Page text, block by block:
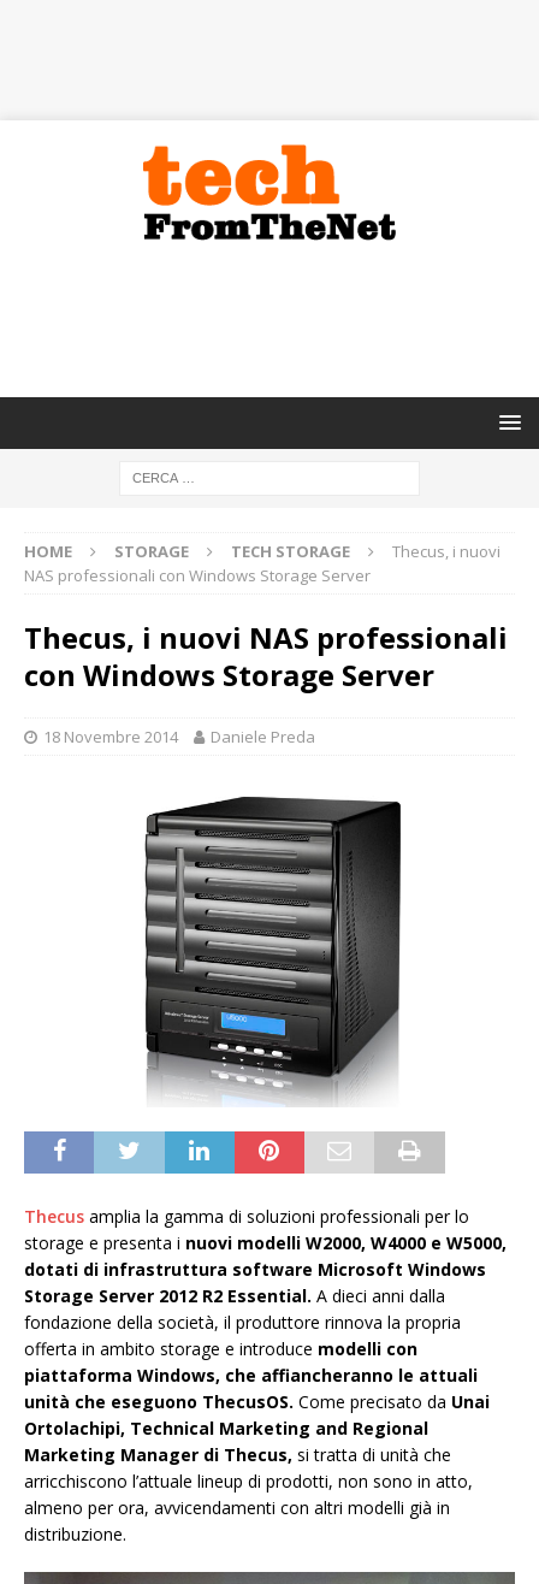
HOME STORAGE TECH STORAGE
Thecus, i nuovi
NAS professionali con Windows Storage Server
Thecus, i nuovi NAS professionali
con Windows Storage Server
18 Novembre 2014 Daniele Preda
Thecus amplia la gamma di soluzioni professionali per lo
storage e presenta i nuovi modelli W2000, W4000 e W5000,
dotati di infrastruttura software Microsoft Windows
Storage Server 2012 R2 Essential. A dieci anni dalla
fondazione della società, il produttore rinnova la propria
offerta in ambito storage e introduce modelli con
piattaforma Windows, che affiancheranno le attuali
unità che eseguono ThecusOS. Come precisato da Unai
Ortolachipi, Technical Marketing and Regional
Marketing Manager di Thecus, si tratta di unità che
arricchiscono l’attuale lineup di prodotti, non sono in atto,
almeno per ora, avvicendamenti con altri modelli già in
distribuzione.